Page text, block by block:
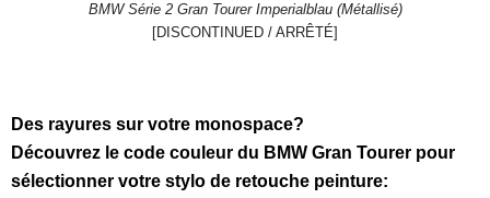
BMW Série 2 Gran Tourer Imperialblau (Métallisé)
[DISCONTINUED / ARRÊTÉ]
Des rayures sur votre monospace?
Découvrez le code couleur du BMW Gran Tourer pour
sélectionner votre stylo de retouche peinture: